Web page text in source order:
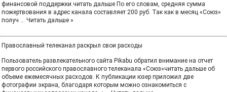
финансовой поддержки.читать дальше По его словам, средняя сумма
пожертвования в адрес канала составляет 200 руб. Так как в месяц «Союз»
получ ... Читать дальше »
Православный телеканал раскрыл свои расходы
Пользователь развлекательного сайта Pikabu обратил внимание на отчет
первого российского православного телеканала «Союз»читать дальше об
объеме ежемесячных расходов. К публикации юзер приложил две
фотографии экрана, благодаря которым можно ознакомиться с